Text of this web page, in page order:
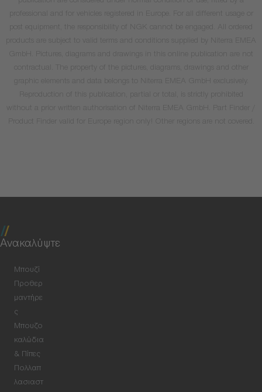
Ανακαλύψτε
Μπουζί
Προθερ
μαντήρε
ς
Μπουζο
καλώδια
& Πίπες
Πολλαπ
λασιαστ